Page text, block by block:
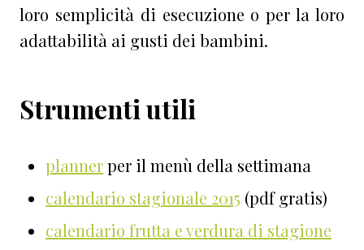
loro semplicità di esecuzione o per la loro
adattabilità ai gusti dei bambini.
Strumenti utili
plannerper il menù della settimana
calendario stagionale 2015 (pdf gratis)
calendario frutta e verdura di stagione